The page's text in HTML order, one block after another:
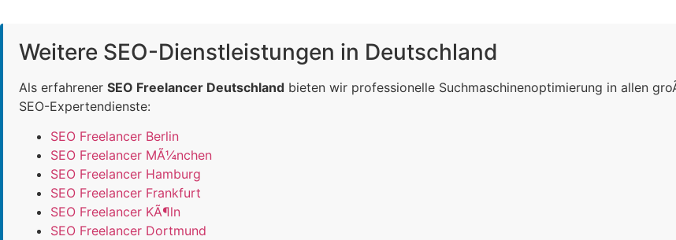
Weitere SEO-Dienstleistungen in Deutschland
Als erfahrener SEO Freelancer Deutschland bieten wir professionelle Suchmaschinenoptimierung in allen
SEO-Expertendienste:
SEO Freelancer Berlin
SEO Freelancer MÃ¼nchen
SEO Freelancer Hamburg
SEO Freelancer Frankfurt
SEO Freelancer KÃ¶ln
SEO Freelancer Dortmund